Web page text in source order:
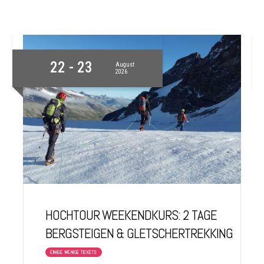
22 - 23
August
2026
HOCHTOUR WEEKENDKURS: 2 TAGE
BERGSTEIGEN & GLETSCHERTREKKING
EINIGE WENIGE TICKETS